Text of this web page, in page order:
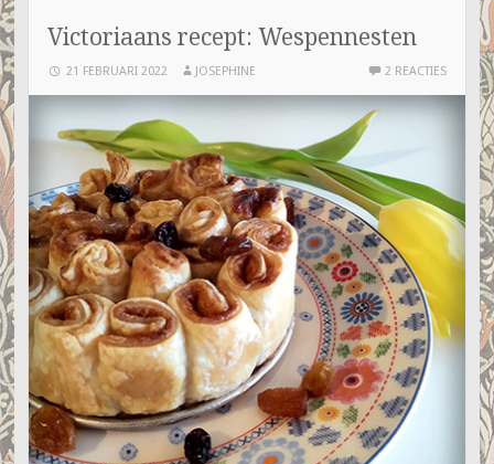
Victoriaans recept: Wespennesten
21 FEBRUARI 2022 JOSEPHINE 2 REACTIES